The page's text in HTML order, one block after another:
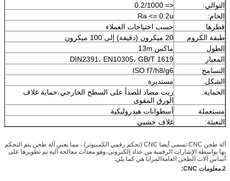
التوالي:
<= 0.2/1000
الخام:
Ra <= 0.2u
قطرها
حسب احتياجات العملاء
طبقة الكروم
20 ميكرون (دقيقة) إلى 100 ميكرون
الطول
ماكس 13m
المعيار
DIN2391، EN10305، GB/T 1619
التسامح
ISO f7/h8/g6
الشكل
مستديرة
الحماية:
زيت مضاد للصدأ على السطح الخارجي،حماية غلاف
الورق المقوى
مستعملة
أسطوانات هيدروليكية
التعبئة:
غلاف خشبي
ألة طحن CNC تسمى أيضا CNC (تحكم رقمي الكمبيوتر) ، مما يعني آلة طحن يتم التحكم
بها بواسطة الإشارات الرقمية من عداد إلكتروني،وهو معدات معالجة آلية تم تطويرها على
أساس آلات الطحن العامةالمزايا هي كما يلي:
2. معلومات CNC: